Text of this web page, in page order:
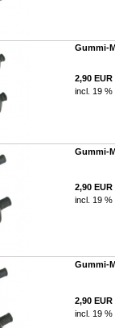
Gummi-
2,90 EUR
incl. 19 %
Gummi-
2,90 EUR
incl. 19 %
Gummi-
2,90 EUR
incl. 19 %